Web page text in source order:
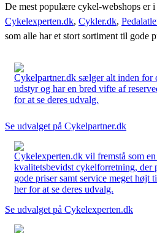
De mest populære cykel-webshops er
Cykelexperten.dk, Cykler.dk,
som alle har et stort sortiment til gode
Cykelpartner.dk sælger alt inden for
udstyr og har en bred vifte af
for at se deres udvalg.
Se udvalget på Cykelpartner.dk
Cykelexperten.dk vil fremstå som
kvalitetsbevidst cykelforretning, der
gode priser samt service meget højt
her for at se deres udvalg.
Se udvalget på Cykelexperten.dk